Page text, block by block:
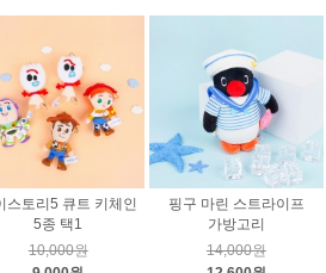
스토리5 큐트 키체인
5종 택1
10,000원
핑구 마린 스트라이프
가방고리
14,000원